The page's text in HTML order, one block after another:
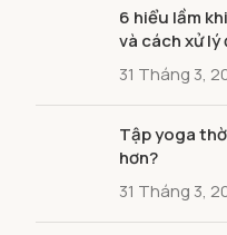
6 hiểu lầm
và cách xử lý
31 Tháng 3,
Tập yoga
hơn?
31 Tháng 3,